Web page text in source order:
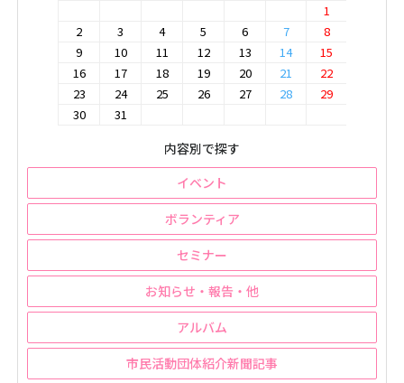
1
2
3 4 5 6 7
8
9
10 11 12 13 14
15
16
17 18 19 20 21
22
23
24 25 26 27 28
29
30
31
内容別で探す
イベント
ボランティア
セミナー
お知らせ・報告・他
アルバム
市民活動団体紹介新聞記事